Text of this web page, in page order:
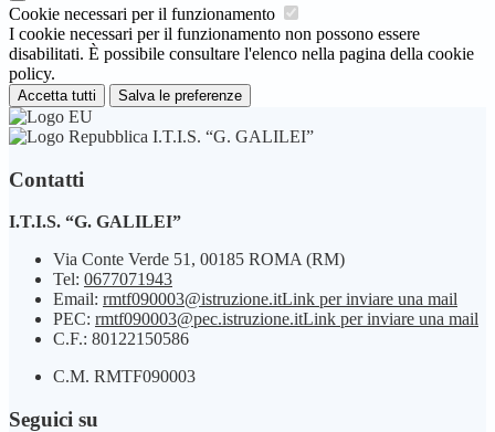
Cookie necessari per il funzionamento
I cookie necessari per il funzionamento non possono essere
disabilitati. È possibile consultare l'elenco nella pagina della cookie
policy.
Accetta tutti Salva le preferenze
I.T.I.S. “G. GALILEI”
Contatti
I.T.I.S. “G. GALILEI”
Via Conte Verde 51, 00185 ROMA (RM)
Tel: 0677071943
Email: rmtf090003@istruzione.itLink per inviare una mail
PEC: rmtf090003@pec.istruzione.itLink per inviare una mail
C.F.: 80122150586
C.M. RMTF090003
Seguici su